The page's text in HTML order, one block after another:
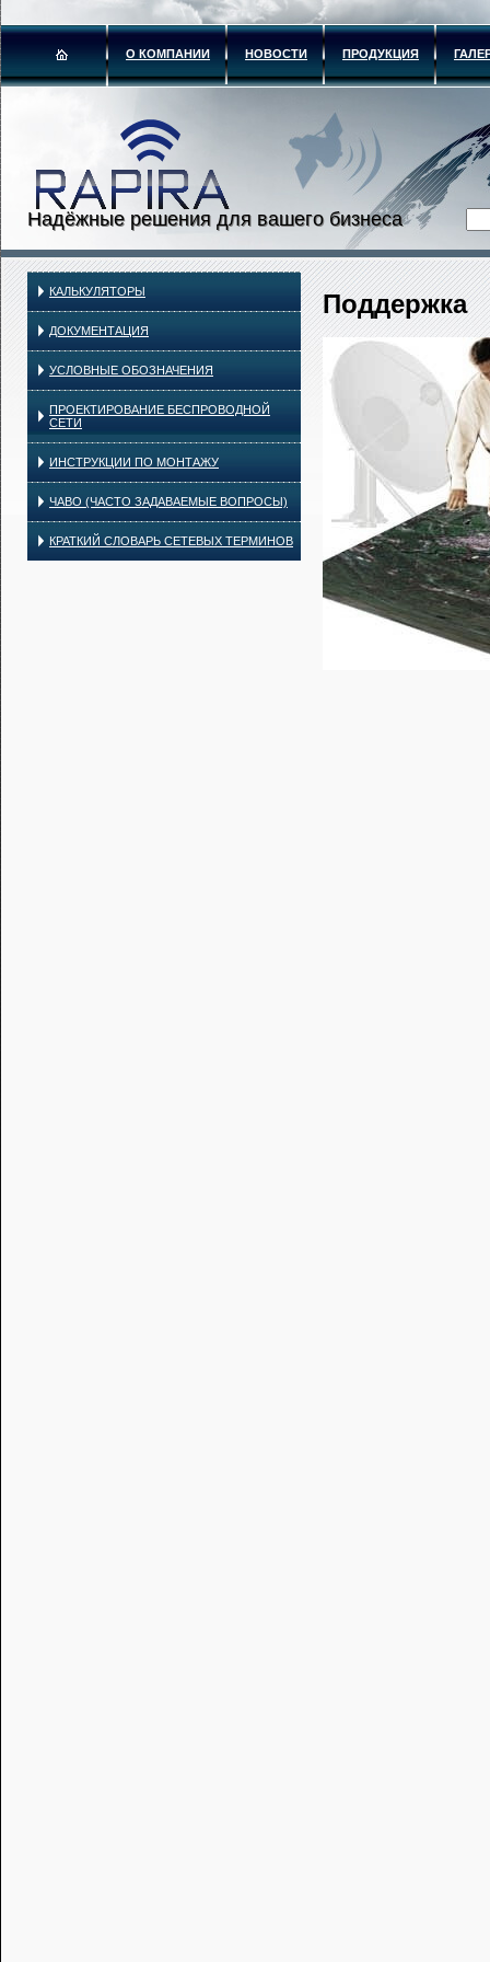
О КОМПАНИИ НОВОСТИ ПРОДУКЦИЯ
Надёжные решения для вашего бизнеса
КАЛЬКУЛЯТОРЫ
ДОКУМЕНТАЦИЯ
УСЛОВНЫЕ ОБОЗНАЧЕНИЯ
ПРОЕКТИРОВАНИЕ БЕСПРОВОДНОЙ
СЕТИ
ИНСТРУКЦИИ ПО МОНТАЖУ
ЧАВО (ЧАСТО ЗАДАВАЕМЫЕ ВОПРОСЫ)
КРАТКИЙ СЛОВАРЬ СЕТЕВЫХ ТЕРМИНОВ
Поддержка